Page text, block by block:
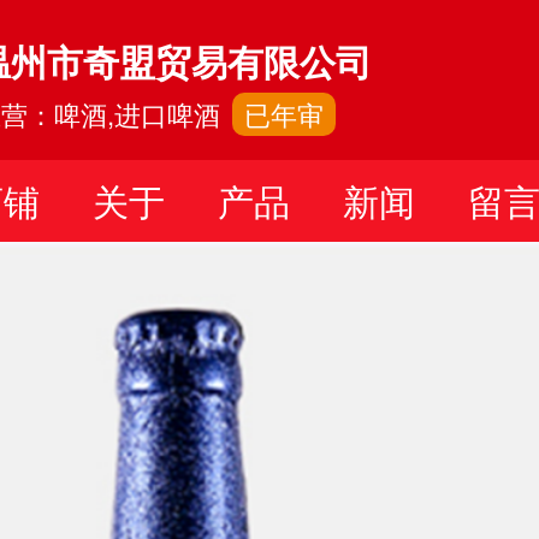
州市奇盟贸易有限公司
：啤酒,进口啤酒 已年审
关于 产品 新闻 留言